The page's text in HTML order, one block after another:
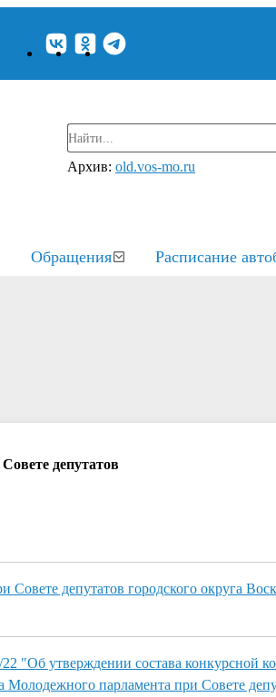
Архив: old.vos-mo.ru
Обращения Расписание
депутатов
депутатов городского округа
"Об утверждении состава конкурсной
парламента при Совете